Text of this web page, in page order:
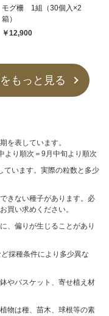
モグ柵 1組（30個入×2
箱）
￥12,900
もっと見る
を表しています。
り順次＝9月中旬より順次
ています。実際の粒数と多少
きない種子があります。必
買い求めください。
、偏りが生じることがあり
採種条件により多少異な
やバスケット、寄せ植え材
物は種、苗木、球根等の素